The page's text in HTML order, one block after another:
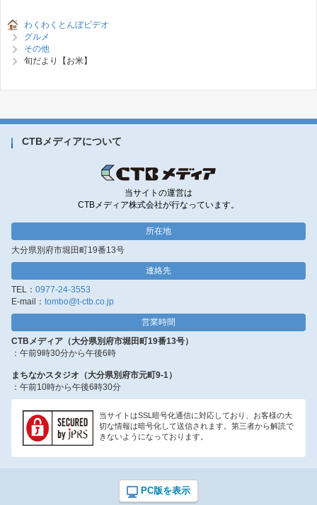
わくわくとんぼビデオ
グルメ
その他
旬だより【お米】
CTBメディアについて
当サイトの運営は
CTBメディア株式会社が行なっています。
所在地
大分県別府市堀田町19番13号
連絡先
TEL： 0977-24-3553
E-mail： tombo@t-ctb.co.jp
営業時間
CTBメディア（大分県別府市堀田町19番13号）
：午前9時30分から午後6時
まちなかスタジオ（大分県別府市元町9-1）
：午前10時から午後6時30分
当サイトはSSL暗号化通信に対応しており、お客様の大
切な情報は暗号化して送信されます。第三者から解読で
きないようになっております。